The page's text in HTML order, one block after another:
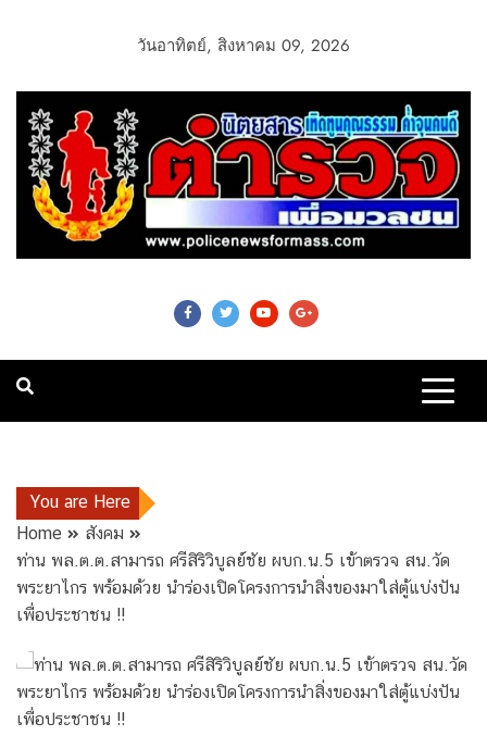
วันอาทิตย์, สิงหาคม 09, 2026
Police News For
Mass
You are Here
Home
สังคม
ท่าน พล.ต.ต.สามารถ ศรีสิริวิบูลย์ชัย ผบก.น.5 เข้าตรวจ สน.วัด
พระยาไกร พร้อมด้วย นำร่องเปิดโครงการนำสิ่งของมาใส่ตู้แบ่งปัน
เพื่อประชาชน !!